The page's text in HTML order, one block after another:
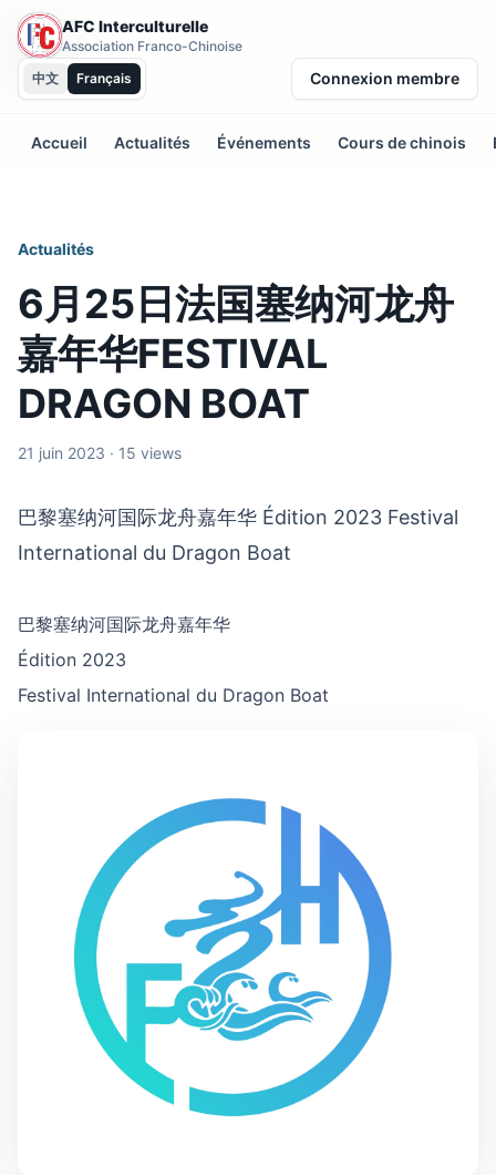
AFC Interculturelle
Association Franco-Chinoise
中文
Français Connexion membre
Accueil Actualités Événements Cours de chinois
Actualités
6月25日法国塞纳河龙舟
嘉年华FESTIVAL
DRAGON BOAT
21 juin 2023 · 15 views
巴黎塞纳河国际龙舟嘉年华 Édition 2023 Festival
International du Dragon Boat
巴黎塞纳河国际龙舟嘉年华
Édition 2023
Festival International du Dragon Boat